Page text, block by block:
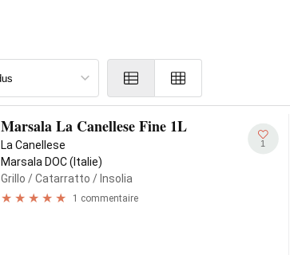
Marsala La Canellese Fine 1L
La Canellese
Marsala DOC (Italie)
Grillo / Catarratto / Insolia
1 commentaire
1